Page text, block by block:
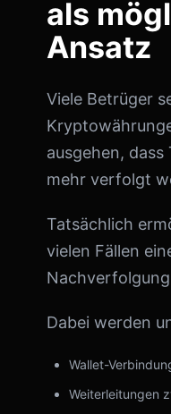
als
Ansatz
Viele Betrüger
ausgehen,
mehr verfolgt
Tatsächlich
vielen Fällen
Dabei werden
Wallet-
Weiterleitungen